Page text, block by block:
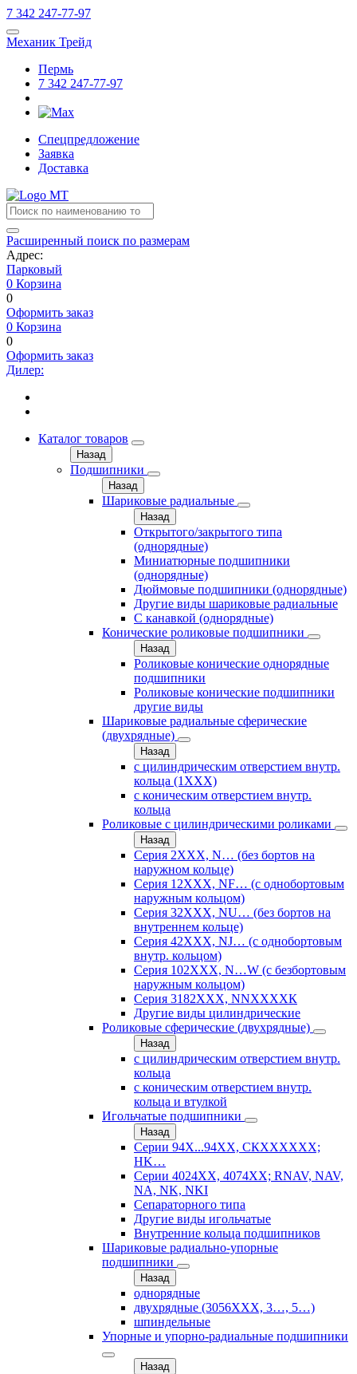
7 342 247-77-97
Механик Трейд
Пермь
7 342 247-77-97
Спецпредложение
Заявка
Доставка
Расширенный поиск по размерам
Адрес:
Парковый
0 Корзина
0
Оформить заказ
0 Корзина
0
Оформить заказ
Дилер:
Каталог товаров
Назад
Подшипники
Назад
Шариковые радиальные
Назад
Открытого/закрытого типа
(однорядные)
Миниатюрные подшипники
(однорядные)
Дюймовые подшипники (однорядные)
Другие виды шариковые радиальные
С канавкой (однорядные)
Конические роликовые подшипники
Назад
Роликовые конические однорядные
подшипники
Роликовые конические подшипники
другие виды
Шариковые радиальные сферические
(двухрядные)
Назад
с цилиндрическим отверстием внутр.
кольца (1ХХХ)
с коническим отверстием внутр.
кольца
Роликовые с цилиндрическими роликами
Назад
Серия 2ХХХ, N… (без бортов на
наружном кольце)
Серия 12ХХХ, NF… (с однобортовым
наружным кольцом)
Серия 32ХХХ, NU… (без бортов на
внутреннем кольце)
Серия 42ХХХ, NJ… (с однобортовым
внутр. кольцом)
Серия 102ХХХ, N…W (с безбортовым
наружным кольцом)
Серия 3182ХХХ, NNХХХХК
Другие виды цилиндрические
Роликовые сферические (двухрядные)
Назад
с цилиндрическим отверстием внутр.
кольца
с коническим отверстием внутр.
кольца и втулкой
Игольчатые подшипники
Назад
Серии 94Х...94ХХ, СКХХХХХХ;
HK…
Серии 4024ХХ, 4074ХХ; RNAV, NAV,
NA, NK, NKI
Сепараторного типа
Другие виды игольчатые
Внутренние кольца подшипников
Шариковые радиально-упорные
подшипники
Назад
однорядные
двухрядные (3056ХХХ, 3…, 5…)
шпиндельные
Упорные и упорно-радиальные подшипники
Назад